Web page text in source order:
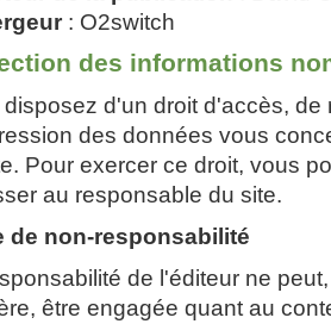
: O2switch
des informations
disposez d'un droit d'accès, de
des données vous
Pour exercer ce droit, vous
au responsable du site.
de non-responsabilité
de l'éditeur ne
être engagée quant au